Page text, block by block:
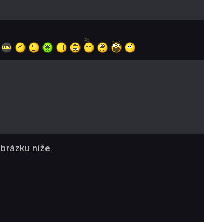
níže.